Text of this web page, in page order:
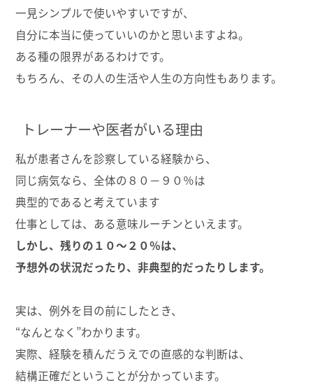
一見シンプルで使いやすいですが、
自分に本当に使っていいのかと思いますよね。
ある種の限界があるわけです。
もちろん、その人の生活や人生の方向性もあります。
トレーナーや医者がいる理由
私が患者さんを診察している経験から、
同じ病気なら、全体の８０－９０％は
典型的であると考えています
仕事としては、ある意味ルーチンといえます。
しかし、残りの１０～２０％は、
予想外の状況だったり、非典型的だったりします。
実は、例外を目の前にしたとき、
“なんとなく”わかります。
実際、経験を積んだうえでの直感的な判断は、
結構正確だということが分かっています。